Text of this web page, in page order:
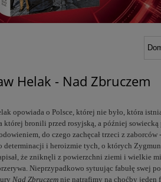
Helak - Nad Zbruczem
opowiada o Polsce, której nie było, która
której bronili przed rosyjską, a później sowiecką
do czego zachęcał trzeci z
determinacji i heroizmie tych, o których
że zniknęli z powierzchni ziemi i wielkie
Nieprzypadkowo sytuując fabułę swej
Nad Zbruczemnie natrafimy na choćby jeden